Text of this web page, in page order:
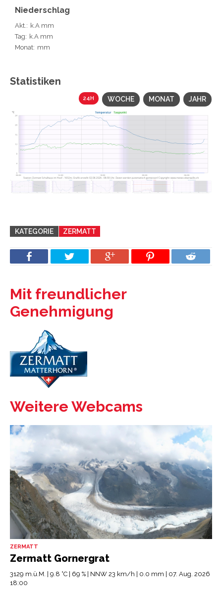
Niederschlag
Akt.: k.A mm
Tag: k.A mm
Monat: mm
Statistiken
24H WOCHE MONAT JAHR
KATEGORIE ZERMATT
Mit freundlicher
Genehmigung
Weitere Webcams
ZERMATT
Zermatt Gornergrat
3129 m.ü.M. | 9.8 °C | 69 % | NNW 23 km/h | 0.0 mm | 07. Aug. 2026
18:00